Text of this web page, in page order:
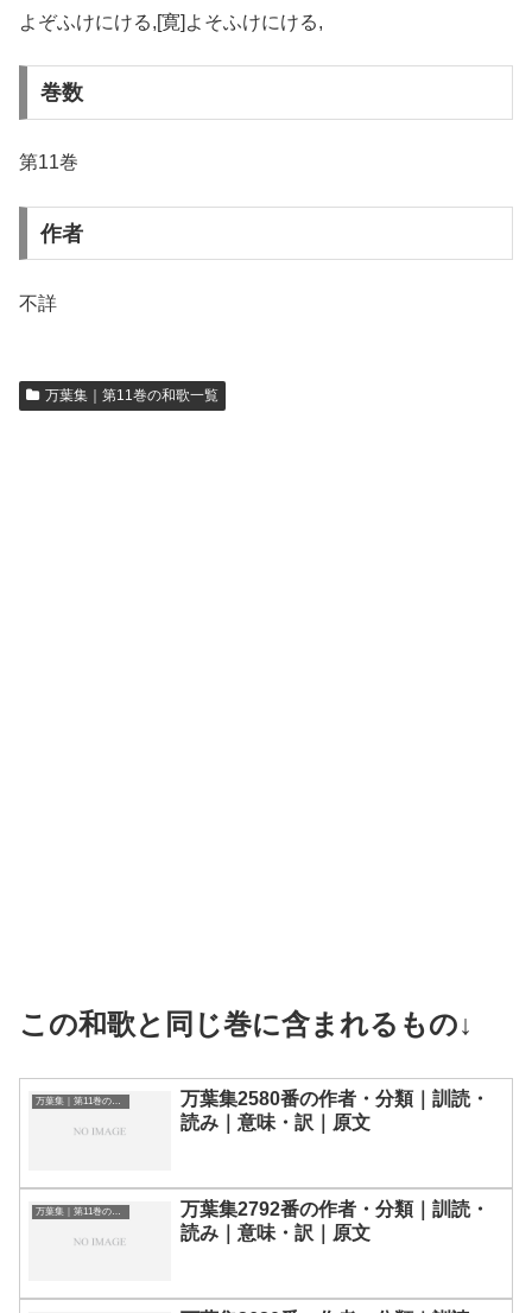
よぞふけにける,[寛]よそふけにける,
巻数
第11巻
作者
不詳
万葉集｜第11巻の和歌一覧
この和歌と同じ巻に含まれるもの↓
万葉集｜第11巻の和歌一覧
万葉集2580番の作者・分類｜訓読・
読み｜意味・訳｜原文
万葉集｜第11巻の和歌一覧
万葉集2792番の作者・分類｜訓読・
読み｜意味・訳｜原文